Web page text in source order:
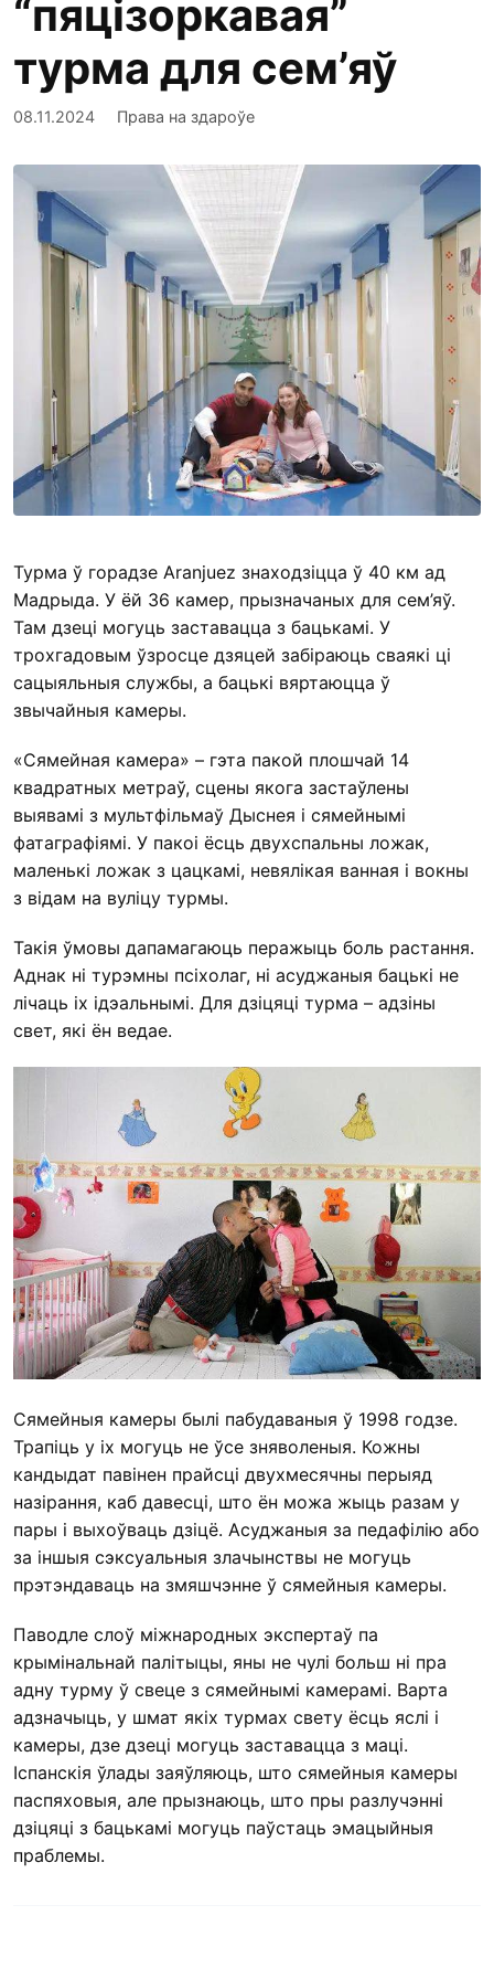
“пяцізоркавая”
турма для сем’яў
08.11.2024 Права на здароўе
Турма ў горадзе Aranjuez знаходзіцца ў 40 км ад
Мадрыда. У ёй 36 камер, прызначаных для сем’яў.
Там дзеці могуць заставацца з бацькамі. У
трохгадовым ўзросце дзяцей забіраюць сваякі ці
сацыяльныя службы, а бацькі вяртаюцца ў
звычайныя камеры.
«Сямейная камера» – гэта пакой плошчай 14
квадратных метраў, сцены якога застаўлены
выявамі з мультфільмаў Дыснея і сямейнымі
фатаграфіямі. У пакоі ёсць двухспальны ложак,
маленькі ложак з цацкамі, невялікая ванная і вокны
з відам на вуліцу турмы.
Такія ўмовы дапамагаюць перажыць боль растання.
Аднак ні турэмны псіхолаг, ні асуджаныя бацькі не
лічаць іх ідэальнымі. Для дзіцяці турма – адзіны
свет, які ён ведае.
Сямейныя камеры былі пабудаваныя ў 1998 годзе.
Трапіць у іх могуць не ўсе зняволеныя. Кожны
кандыдат павінен прайсці двухмесячны перыяд
назірання, каб давесці, што ён можа жыць разам у
пары і выхоўваць дзіцё. Асуджаныя за педафілію або
за іншыя сэксуальныя злачынствы не могуць
прэтэндаваць на змяшчэнне ў сямейныя камеры.
Паводле слоў міжнародных экспертаў па
крымінальнай палітыцы, яны не чулі больш ні пра
адну турму ў свеце з сямейнымі камерамі. Варта
адзначыць, у шмат якіх турмах свету ёсць яслі і
камеры, дзе дзеці могуць заставацца з маці.
Іспанскія ўлады заяўляюць, што сямейныя камеры
паспяховыя, але прызнаюць, што пры разлучэнні
дзіцяці з бацькамі могуць паўстаць эмацыйныя
праблемы.